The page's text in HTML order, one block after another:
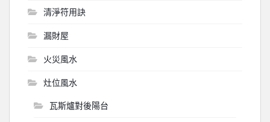
清淨符用訣
漏財屋
火災風水
灶位風水
瓦斯爐對後陽台